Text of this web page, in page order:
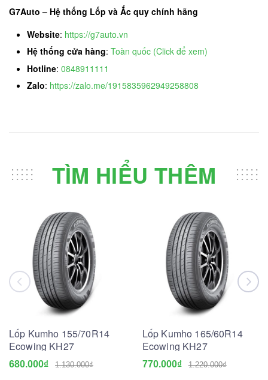
G7Auto – Hệ thống Lốp và Ắc quy chính hãng
Website: https://g7auto.vn
Hệ thống cửa hàng: Toàn quốc (Click để xem)
Hotline: 0848911111
Zalo: https://zalo.me/1915835962949258808
TÌM HIỂU THÊM
Lốp Kumho 155/70R14
Ecowing KH27
680.000₫ 1.130.000₫
Lốp Kumho 165/60R14
Ecowing KH27
770.000₫ 1.220.000₫